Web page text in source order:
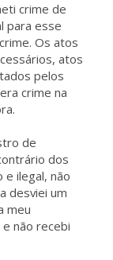
crime de
para esse
Os atos
atos
pelos
crime na
de
dos
ilegal, não
desviei um
meu
não recebi